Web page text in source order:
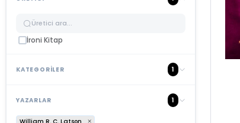
İroni Kitap
KATEGORİLER 1
YAZARLAR 1